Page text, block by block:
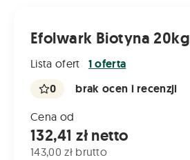
Efolwark Biotyna 20kg
Lista ofert 1 oferta
0 brak ocen i recenzji
Cena od
132,41 zł netto
143,00 zł brutto